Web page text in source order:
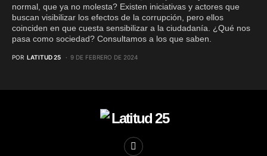
normal, que ya no molesta? Existen iniciativas y actores que
buscan visibilizar los efectos de la corrupción, pero ellos
coinciden en que cuesta sensibilizar a la ciudadanía. ¿Qué nos
pasa como sociedad? Consultamos a los que saben.
POR LATITUD 25 9 DE FEBRERO DE 2024